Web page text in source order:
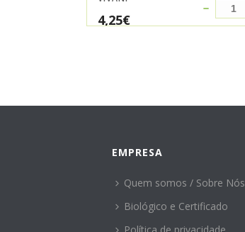
4,25€
EMPRESA
Quem somos / Sobre Nós
Biológico e Certificado